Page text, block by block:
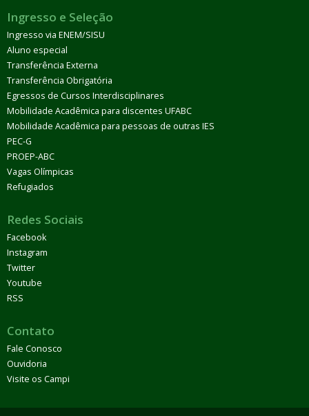
Ingresso e Seleção
Ingresso via ENEM/SISU
Aluno especial
Transferência Externa
Transferência Obrigatória
Egressos de Cursos Interdisciplinares
Mobilidade Acadêmica para discentes UFABC
Mobilidade Acadêmica para pessoas de outras IES
PEC-G
PROEP-ABC
Vagas Olímpicas
Refugiados
Redes Sociais
Facebook
Instagram
Twitter
Youtube
RSS
Contato
Fale Conosco
Ouvidoria
Visite os Campi